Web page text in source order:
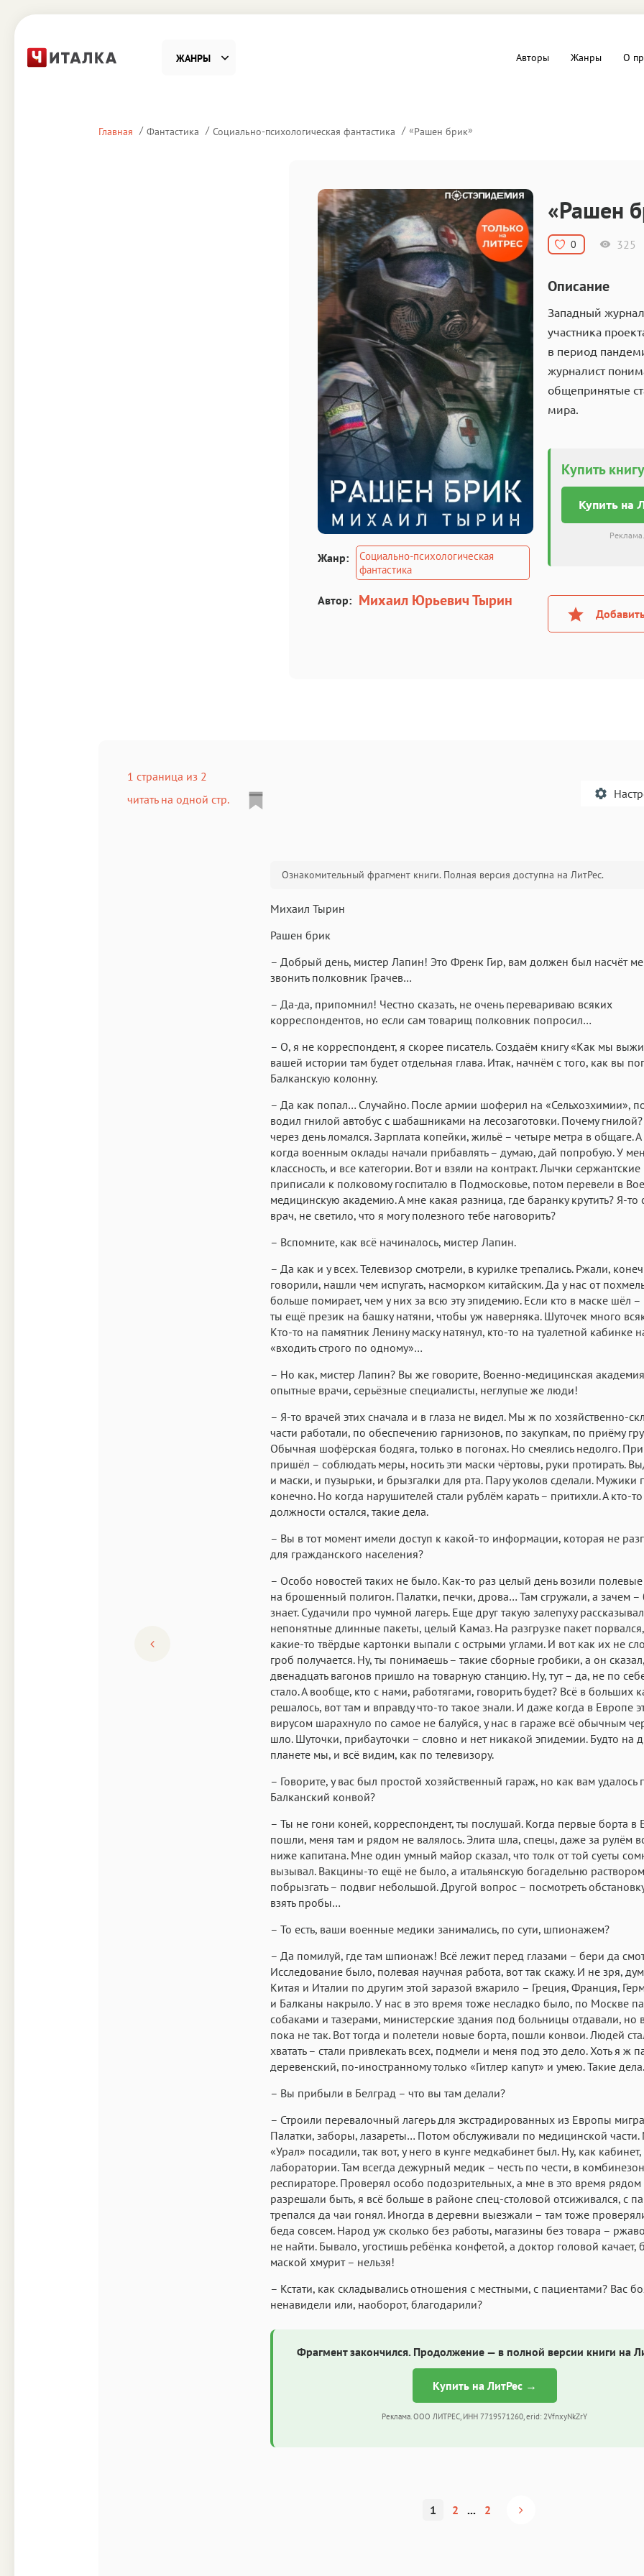
ЖАНРЫ
Драматургия
Домоводство Компьютеры и Интернет
Старинное Фольклор
Прочее
Авторы Жанры О
Главная Фантастика Социально-психологическая фантастика «Рашен брик»
Жанр:
Социально-психологическая
фантастика
Автор: Михаил Юрьевич Тырин
«Рашен
0 325
Описание
Западный
участника
в период
журналист
общепринятые
мира.
Купить
Купить на
1 страница из 2
читать на одной стр.
Аа
Roboto
Аа
Garamond
Аа
Fira Sans
Аа Аа Аа
Аа
Helvetica Neue
Аа
Arial Аа
Georgia
Аа
Courier
Аа Аа
Ознакомительный фрагмент книги. Полная версия доступна на ЛитРес.
Михаил Тырин
Рашен брик
– Добрый день, мистер Лапин! Это Френк Гир, вам должен был насчёт
звонить полковник Грачев…
– Да-да, припомнил! Честно сказать, не очень перевариваю всяких
корреспондентов, но если сам товарищ полковник попросил…
– О, я не корреспондент, я скорее писатель. Создаём книгу «Как мы
вашей истории там будет отдельная глава. Итак, начнём с того, как вы
Балканскую колонну.
– Да как попал… Случайно. После армии шоферил на «Сельхозхимии»,
водил гнилой автобус с шабашниками на лесозаготовки. Почему
через день ломался. Зарплата копейки, жильё – четыре метра в общаге.
когда военным оклады начали прибавлять – думаю, дай попробую. У
классность, и все категории. Вот и взяли на контракт. Лычки
приписали к полковому госпиталю в Подмосковье, потом перевели в
медицинскую академию. А мне какая разница, где баранку крутить? Я-то
врач, не светило, что я могу полезного тебе наговорить?
– Вспомните, как всё начиналось, мистер Лапин.
– Да как и у всех. Телевизор смотрели, в курилке трепались. Ржали,
говорили, нашли чем испугать, насморком китайским. Да у нас от
больше помирает, чем у них за всю эту эпидемию. Если кто в маске шёл
ты ещё презик на башку натяни, чтобы уж наверняка. Шуточек много
Кто-то на памятник Ленину маску натянул, кто-то на туалетной кабинке
«входить строго по одному»…
– Но как, мистер Лапин? Вы же говорите, Военно-медицинская
опытные врачи, серьёзные специалисты, неглупые же люди!
– Я-то врачей этих сначала и в глаза не видел. Мы ж по хозяйственно-
части работали, по обеспечению гарнизонов, по закупкам, по приёму
Обычная шофёрская бодяга, только в погонах. Но смеялись недолго.
пришёл – соблюдать меры, носить эти маски чёртовы, руки протирать.
и маски, и пузырьки, и брызгалки для рта. Пару уколов сделали. Мужики
конечно. Но когда нарушителей стали рублём карать – притихли. А кто-
должности остался, такие дела.
– Вы в тот момент имели доступ к какой-то информации, которая не
для гражданского населения?
– Особо новостей таких не было. Как-то раз целый день возили полевые
на брошенный полигон. Палатки, печки, дрова… Там сгружали, а зачем –
знает. Судачили про чумной лагерь. Еще друг такую залепуху
непонятные длинные пакеты, целый Камаз. На разгрузке пакет
какие-то твёрдые картонки выпали с острыми углами. И вот как их не
гроб получается. Ну, ты понимаешь – такие сборные гробики, а он
двенадцать вагонов пришло на товарную станцию. Ну, тут – да, не по
стало. А вообще, кто с нами, работягами, говорить будет? Всё в больших
решалось, вот там и вправду что-то такое знали. И даже когда в Европе
вирусом шарахнуло по самое не балуйся, у нас в гараже всё обычным
шло. Шуточки, прибауточки – словно и нет никакой эпидемии. Будто на
планете мы, и всё видим, как по телевизору.
– Говорите, у вас был простой хозяйственный гараж, но как вам удалось
Балканский конвой?
– Ты не гони коней, корреспондент, ты послушай. Когда первые борта в
пошли, меня там и рядом не валялось. Элита шла, спецы, даже за рулём
ниже капитана. Мне один умный майор сказал, что толк от той суеты
вызывал. Вакцины-то ещё не было, а итальянскую богадельню раствором
побрызгать – подвиг небольшой. Другой вопрос – посмотреть
взять пробы…
– То есть, ваши военные медики занимались, по сути, шпионажем?
– Да помилуй, где там шпионаж! Всё лежит перед глазами – бери да
Исследование было, полевая научная работа, вот так скажу. И не зря,
Китая и Италии по другим этой заразой вжарило – Греция, Франция,
и Балканы накрыло. У нас в это время тоже несладко было, по Москве
собаками и тазерами, министерские здания под больницы отдавали, но
пока не так. Вот тогда и полетели новые борта, пошли конвои. Людей
хватать – стали привлекать всех, подмели и меня под это дело. Хоть я ж
деревенский, по-иностранному только «Гитлер капут» и умею. Такие дела.
– Вы прибыли в Белград – что вы там делали?
– Строили перевалочный лагерь для экстрадированных из Европы
Палатки, заборы, лазареты… Потом обслуживали по медицинской части.
«Урал» посадили, так вот, у него в кунге медкабинет был. Ну, как
лаборатории. Там всегда дежурный медик – честь по чести, в
респираторе. Проверял особо подозрительных, а мне в это время рядом
разрешали быть, я всё больше в районе спец-столовой отсиживался, с
трепался да чаи гонял. Иногда в деревни выезжали – там тоже
беда совсем. Народ уж сколько без работы, магазины без товара –
не найти. Бывало, угостишь ребёнка конфетой, а доктор головой качает,
маской хмурит – нельзя!
– Кстати, как складывались отношения с местными, с пациентами? Вас
ненавидели или, наоборот, благодарили?
Фрагмент закончился. Продолжение — в полной версии книги на
Купить на ЛитРес →
Реклама. ООО ЛИТРЕС, ИНН 7719571260, erid: 2VfnxyNkZrY
1 2 ... 2